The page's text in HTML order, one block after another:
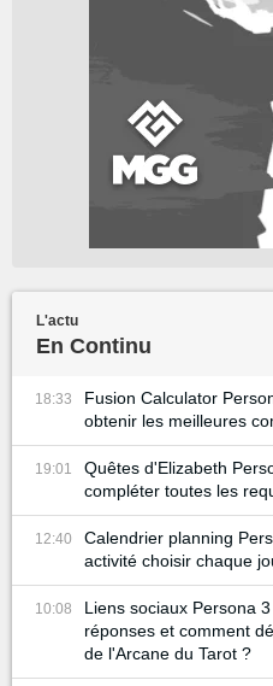
L'actu
En Continu
18:33
Fusion Calculator
obtenir les meilleures
19:01
Quêtes d'Elizabeth
compléter toutes les
12:40
Calendrier planning
activité choisir chaque
10:08
Liens sociaux Persona
réponses et comment
de l'Arcane du Tarot ?